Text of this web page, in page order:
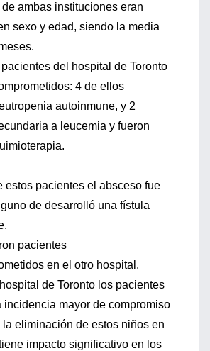
ambas instituciones eran
sexo y edad, siendo la media
del hospital de Toronto
4 de ellos
autoinmune, y 2
a leucemia y fueron
estos pacientes el absceso fue
de desarrolló una fístula
pacientes
en el otro hospital.
de Toronto los pacientes
incidencia mayor de compromiso
eliminación de estos niños en
impacto significativo en los